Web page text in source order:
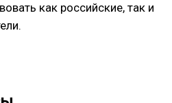
как российские, так и